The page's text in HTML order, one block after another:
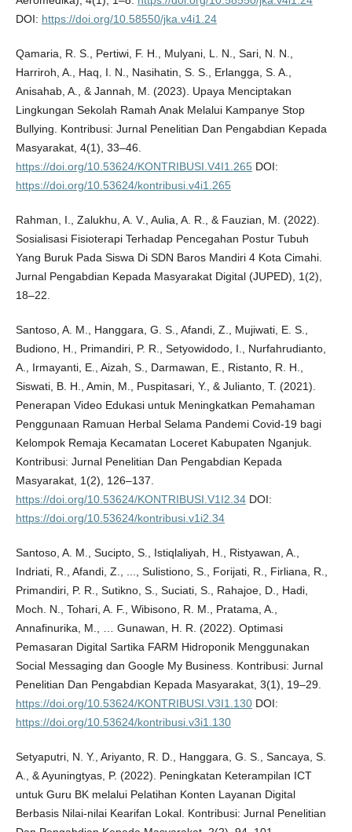
DOI: https://doi.org/10.58550/jka.v4i1.24
Qamaria, R. S., Pertiwi, F. H., Mulyani, L. N., Sari, N. N.,
Harriroh, A., Haq, I. N., Nasihatin, S. S., Erlangga, S. A.,
Anisahab, A., & Jannah, M. (2023). Upaya Menciptakan
Lingkungan Sekolah Ramah Anak Melalui Kampanye Stop
Bullying. Kontribusi: Jurnal Penelitian Dan Pengabdian Kepada
Masyarakat, 4(1), 33–46.
https://doi.org/10.53624/KONTRIBUSI.V4I1.265DOI:
https://doi.org/10.53624/kontribusi.v4i1.265
Rahman, I., Zalukhu, A. V., Aulia, A. R., & Fauzian, M. (2022).
Sosialisasi Fisioterapi Terhadap Pencegahan Postur Tubuh
Yang Buruk Pada Siswa Di SDN Baros Mandiri 4 Kota Cimahi.
Jurnal Pengabdian Kepada Masyarakat Digital (JUPED), 1(2),
18–22.
Santoso, A. M., Hanggara, G. S., Afandi, Z., Mujiwati, E. S.,
Budiono, H., Primandiri, P. R., Setyowidodo, I., Nurfahrudianto,
A., Irmayanti, E., Aizah, S., Darmawan, E., Ristanto, R. H.,
Siswati, B. H., Amin, M., Puspitasari, Y., & Julianto, T. (2021).
Penerapan Video Edukasi untuk Meningkatkan Pemahaman
Penggunaan Ramuan Herbal Selama Pandemi Covid-19 bagi
Kelompok Remaja Kecamatan Loceret Kabupaten Nganjuk.
Kontribusi: Jurnal Penelitian Dan Pengabdian Kepada
Masyarakat, 1(2), 126–137.
https://doi.org/10.53624/KONTRIBUSI.V1I2.34DOI:
https://doi.org/10.53624/kontribusi.v1i2.34
Santoso, A. M., Sucipto, S., Istiqlaliyah, H., Ristyawan, A.,
Indriati, R., Afandi, Z., ..., Sulistiono, S., Forijati, R., Firliana, R.,
Primandiri, P. R., Sutikno, S., Suciati, S., Rahajoe, D., Hadi,
Moch. N., Tohari, A. F., Wibisono, R. M., Pratama, A.,
Annafinurika, M., … Gunawan, H. R. (2022). Optimasi
Pemasaran Digital Sartika FARM Hidroponik Menggunakan
Social Messaging dan Google My Business. Kontribusi: Jurnal
Penelitian Dan Pengabdian Kepada Masyarakat, 3(1), 19–29.
https://doi.org/10.53624/KONTRIBUSI.V3I1.130DOI:
https://doi.org/10.53624/kontribusi.v3i1.130
Setyaputri, N. Y., Ariyanto, R. D., Hanggara, G. S., Sancaya, S.
A., & Ayuningtyas, P. (2022). Peningkatan Keterampilan ICT
untuk Guru BK melalui Pelatihan Konten Layanan Digital
Berbasis Nilai-nilai Kearifan Lokal. Kontribusi: Jurnal Penelitian